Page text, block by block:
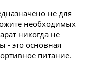
не для
необходимых
никогда не
- это основная
питание.